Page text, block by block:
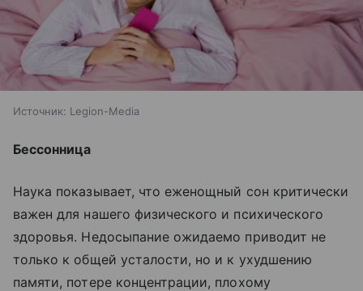
Источник: Legion-Media
Бессонница
Наука показывает, что еженощный сон критически
важен для нашего физического и психического
здоровья. Недосыпание ожидаемо приводит не
только к общей усталости, но и к ухудшению
памяти, потере концентрации, плохому